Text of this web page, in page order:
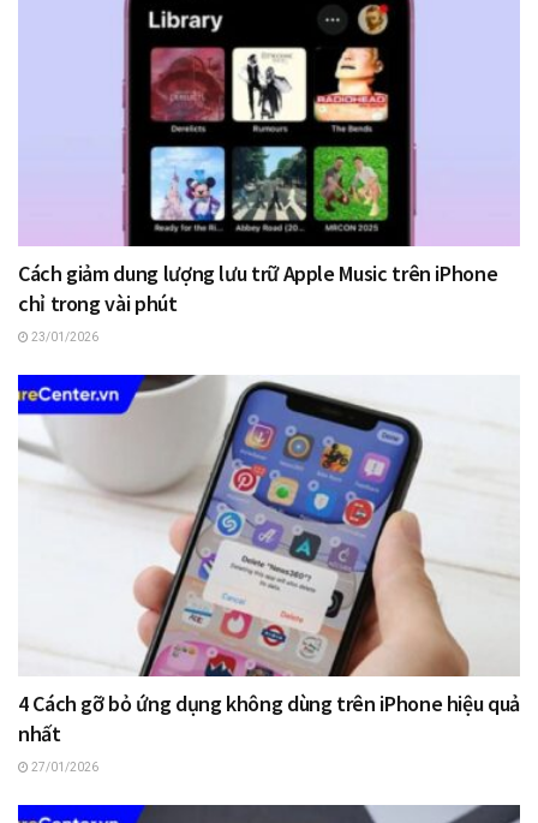
Cách giảm dung lượng lưu trữ Apple Music trên iPhone
chỉ trong vài phút
23/01/2026
4 Cách gỡ bỏ ứng dụng không dùng trên iPhone hiệu quả
nhất
27/01/2026